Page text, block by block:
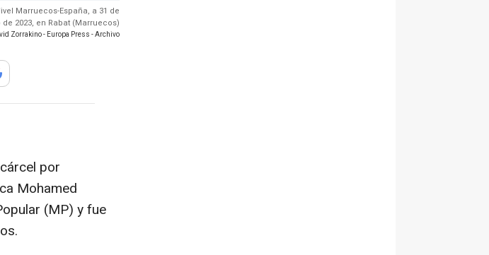
Marruecos-España, a 31 de
de 2023, en Rabat (Marruecos)
Zorrakino - Europa Press - Archivo
por
Mohamed
(MP) y fue